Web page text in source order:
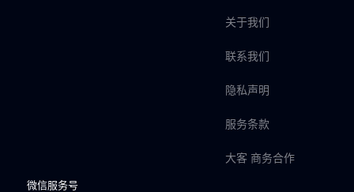
关于我们
联系我们
隐私声明
服务条款
大客 商务合作
微信服务号